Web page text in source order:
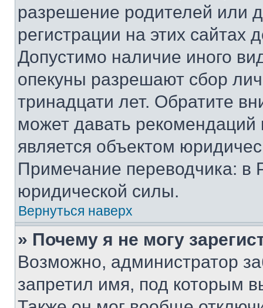
разрешение родителей или
регистрации на этих сайтах
Допустимо наличие иного
опекуны разрешают сбор
тринадцати лет. Обратите
может давать
является объектом
Примечание переводчика: в
юридической силы.
Вернуться наверх
» Почему я не могу
Возможно, администратор
запретил имя, под которым